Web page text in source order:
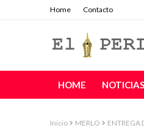
Home Contacto
HOME NOTICIAS
Inicio MERLO ENTREGA